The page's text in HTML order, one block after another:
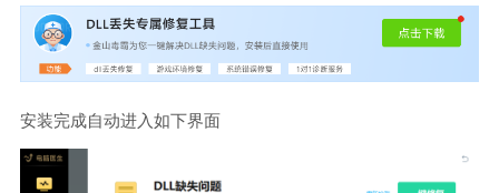
安装完成自动进入如下界面